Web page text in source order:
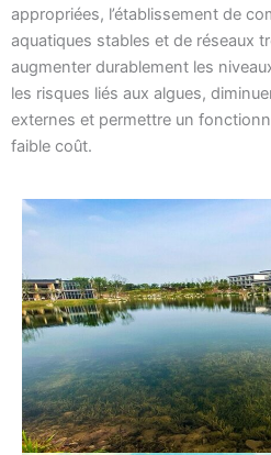
appropriées, l’établissement de
aquatiques stables et de réseaux
augmenter durablement les
les risques liés aux algues,
externes et permettre un
faible coût.